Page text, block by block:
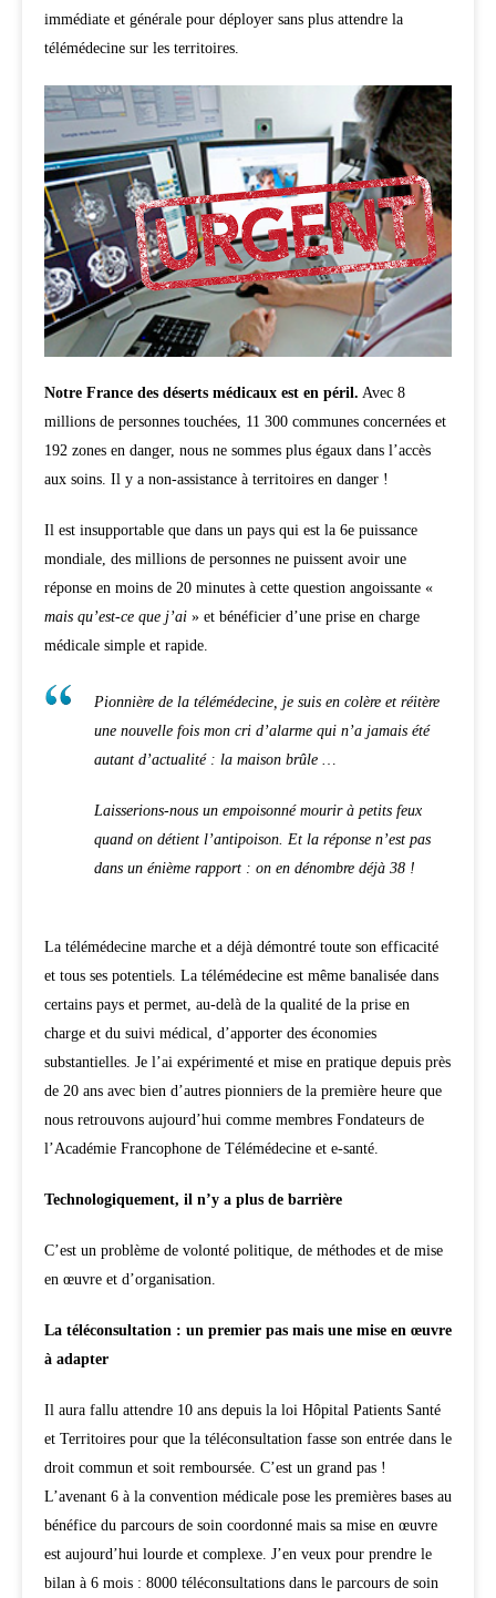
immédiate et générale pour déployer sans plus attendre la
télémédecine sur les territoires.
Notre France des déserts médicaux est en péril. Avec 8
millions de personnes touchées, 11 300 communes concernées et
192 zones en danger, nous ne sommes plus égaux dans l’accès
aux soins. Il y a non-assistance à territoires en danger !
Il est insupportable que dans un pays qui est la 6e puissance
mondiale, des millions de personnes ne puissent avoir une
réponse en moins de 20 minutes à cette question angoissante «
mais qu’est-ce que j’ai » et bénéficier d’une prise en charge
médicale simple et rapide.
Pionnière de la télémédecine, je suis en colère et réitère
une nouvelle fois mon cri d’alarme qui n’a jamais été
autant d’actualité : la maison brûle …
Laisserions-nous un empoisonné mourir à petits feux
quand on détient l’antipoison. Et la réponse n’est pas
dans un énième rapport : on en dénombre déjà 38 !
La télémédecine marche et a déjà démontré toute son efficacité
et tous ses potentiels. La télémédecine est même banalisée dans
certains pays et permet, au-delà de la qualité de la prise en
charge et du suivi médical, d’apporter des économies
substantielles. Je l’ai expérimenté et mise en pratique depuis près
de 20 ans avec bien d’autres pionniers de la première heure que
nous retrouvons aujourd’hui comme membres Fondateurs de
l’Académie Francophone de Télémédecine et e-santé.
Technologiquement, il n’y a plus de barrière
C’est un problème de volonté politique, de méthodes et de mise
en œuvre et d’organisation.
La téléconsultation : un premier pas mais une mise en œuvre
à adapter
Il aura fallu attendre 10 ans depuis la loi Hôpital Patients Santé
et Territoires pour que la téléconsultation fasse son entrée dans le
droit commun et soit remboursée. C’est un grand pas !
L’avenant 6 à la convention médicale pose les premières bases au
bénéfice du parcours de soin coordonné mais sa mise en œuvre
est aujourd’hui lourde et complexe. J’en veux pour prendre le
bilan à 6 mois : 8000 téléconsultations dans le parcours de soin